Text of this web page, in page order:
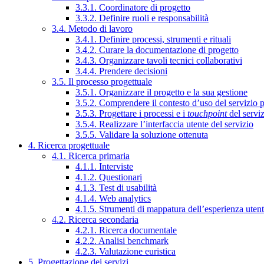
3.3.1. Coordinatore di progetto
3.3.2. Definire ruoli e responsabilità
3.4. Metodo di lavoro
3.4.1. Definire processi, strumenti e rituali
3.4.2. Curare la documentazione di progetto
3.4.3. Organizzare tavoli tecnici collaborativi
3.4.4. Prendere decisioni
3.5. Il processo progettuale
3.5.1. Organizzare il progetto e la sua gestione
3.5.2. Comprendere il contesto d’uso del servizio
3.5.3. Progettare i processi e i touchpointdel
3.5.4. Realizzare l’interfaccia utente del servizio
3.5.5. Validare la soluzione ottenuta
4. Ricerca progettuale
4.1. Ricerca primaria
4.1.1. Interviste
4.1.2. Questionari
4.1.3. Test di usabilità
4.1.4. Web analytics
4.1.5. Strumenti di mappatura dell’esperienza
4.2. Ricerca secondaria
4.2.1. Ricerca documentale
4.2.2. Analisi benchmark
4.2.3. Valutazione euristica
5. Progettazione dei servizi